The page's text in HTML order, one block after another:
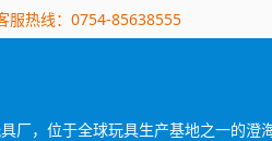
服热线：0754-85638555